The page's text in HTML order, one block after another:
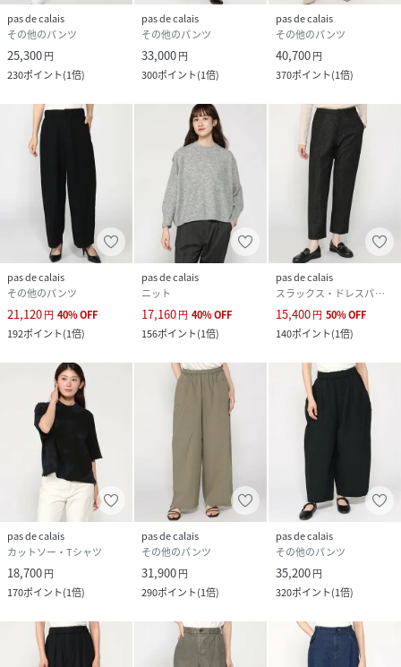
pas de calais
その他のパンツ
25,300円
230ポイント(1倍)
pas de calais
その他のパンツ
33,000円
300ポイント(1倍)
pas de calais
その他のパンツ
40,700円
370ポイント(1倍)
pas de calais
その他のパンツ
21,120円 40%OFF
192ポイント(1倍)
pas de calais
ニット
17,160円 40%OFF
156ポイント(1倍)
pas de calais
スラックス・ドレスパンツ
15,400円 50%OFF
140ポイント(1倍)
pas de calais
カットソー・Tシャツ
18,700円
170ポイント(1倍)
pas de calais
その他のパンツ
31,900円
290ポイント(1倍)
pas de calais
その他のパンツ
35,200円
320ポイント(1倍)